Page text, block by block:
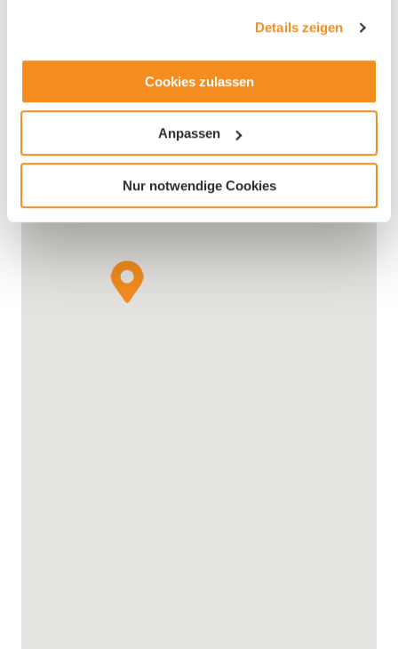
Details zeigen
Cookies zulassen
Anpassen
Nur notwendige Cookies